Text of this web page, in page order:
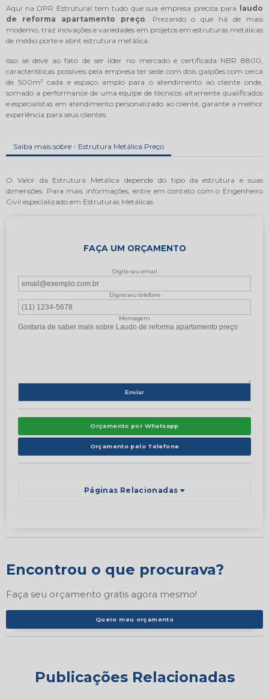
Aqui na DPR Estrutural tem tudo que sua empresa precisa para laudo
de reforma apartamento preço . Prezando o que há de mais
moderno, traz inovações e variedades em projetos em estruturas metálicas
de médio porte e abnt estrutura metálica.
Isso se deve ao fato de ser líder no mercado e certificada NBR 8800,
características possíveis pela empresa ter sede com dois galpões com cerca
de 500m² cada e espaço amplo para o atendimento ao cliente onde,
somado a performance de uma equipe de técnicos altamente qualificados
e especialistas em atendimento personalizado ao cliente, garante a melhor
experiência para seus clientes.
Saiba mais sobre - Estrutura Metálica Preço
O Valor da Estrutura Metálica depende do tipo da estrutura e suas
dimensões. Para mais informações, entre em contato com o Engenheiro
Civil especializado em Estruturas Metálicas.
FAÇA UM ORÇAMENTO
Digite seu email
Digite seu telefone
Mensagem
Orçamento por Whatsapp
Orçamento pelo Telefone
Páginas Relacionadas
Encontrou o que procurava?
Faça seu orçamento gratis agora mesmo!
Quero meu orçamento
Publicações Relacionadas